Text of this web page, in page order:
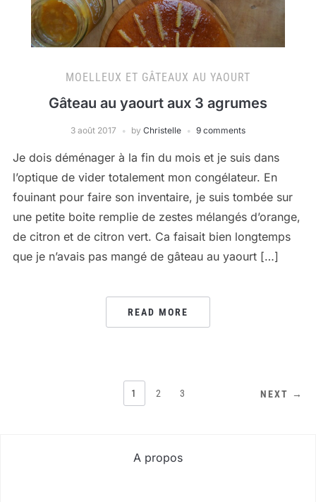
MOELLEUX ET GÂTEAUX AU YAOURT
Gâteau au yaourt aux 3 agrumes
3 août 2017 by Christelle 9 comments
Je dois déménager à la fin du mois et je suis dans
l’optique de vider totalement mon congélateur. En
fouinant pour faire son inventaire, je suis tombée sur
une petite boite remplie de zestes mélangés d’orange,
de citron et de citron vert. Ca faisait bien longtemps
que je n’avais pas mangé de gâteau au yaourt […]
READ MORE
1 2 3 NEXT →
A propos